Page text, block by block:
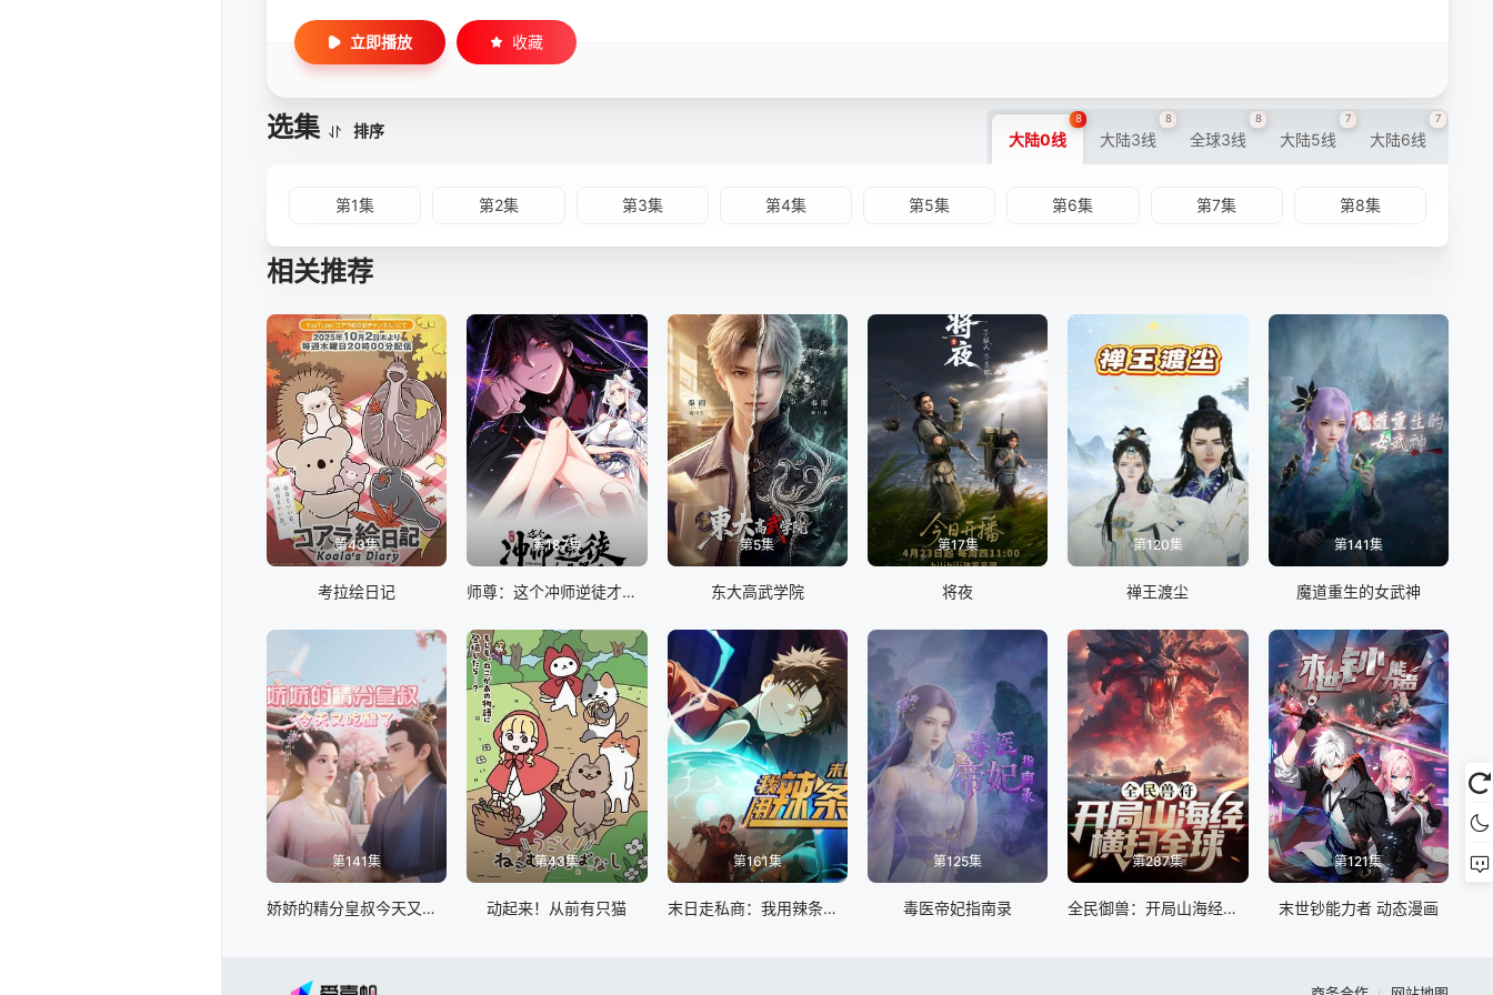
立即播放 收藏
选集 排序 大陆0线
8
大陆3线
8
全球3线
8
大陆5线
7
大陆6线
7
第1集 第2集 第3集 第4集 第5集 第6集 第7集 第8集
相关推荐
第43集
考拉绘日记
第187集
师尊：这个冲师逆徒才不是圣子 动态漫画
第5集
东大高武学院
第17集
将夜
第120集
禅王渡尘
第141集
魔道重生的女武神
第141集
娇娇的精分皇叔今天又吃醋了
第43集
动起来！从前有只猫
第161集
末日走私商：我用辣条换金砖动态漫画
第125集
毒医帝妃指南录
第287集
全民御兽：开局山海经，我横扫全球
第121集
末世钞能力者 动态漫画